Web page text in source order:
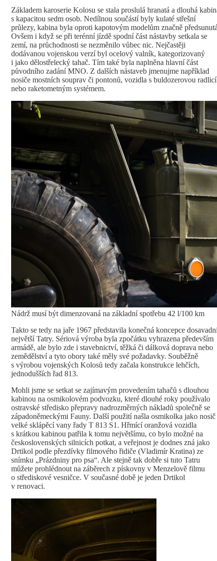
Základem karoserie Kolosu se stala proslulá hranatá a dlouhá
s kapacitou sedm osob. Nedílnou součástí byly kulaté střešní
průlezy, kabina byla oproti kapotovým modelům značně
Ovšem i když se při terénní jízdě spodní část nástavby setkala se
zemí, na průchodnosti se nezměnilo vůbec nic. Nejčastěji
dodávanou vojenskou verzí byl ocelový valník, kategorizovaný
i jako dělostřelecký tahač. Tím také byla naplněna hlavní část
původního zadání MNO. Z dalších nástaveb jmenujme například
nosiče mostních souprav či pontonů, vozidla s buldozerovou radlicí
nebo raketometným systémem.
Nádrž musí být dimenzovaná na základní spotřebu 42 l/100 km
Takto se tedy na jaře 1967 představila konečná koncepce
největší Tatry. Sériová výroba byla zpočátku vyhrazena především
armádě, ale bylo zde i stavebnictví, těžká či dálková doprava nebo
zemědělství a tyto obory také měly své požadavky. Souběžně
s výrobou vojenských Kolosů tedy začala konstrukce lehčích,
jednodušších řad 813.
Mohli jsme se setkat se zajímavým provedením tahačů s dlouhou
kabinou na osmikolovém podvozku, které dlouhé roky používalo
ostravské středisko přepravy nadrozměrných nákladů společně se
západoněmeckými Fauny. Další použití našla osmikolka jako nosič
velké sklápěcí vany řady T 813 S1. Hřmící oranžová vozidla
s krátkou kabinou patřila k tomu největšímu, co bylo možné na
československých silnicích potkat, a veřejnost je dodnes zná jako
Drtikol podle přezdívky filmového řidiče (Vladimír Kratina) ze
snímku „Prázdniny pro psa“. Ale stejně tak dobře si tuto Tatru
můžete prohlédnout na záběrech z pískovny v Menzelově filmu
o střediskové vesničce. V současné době je jeden Drtikol
v renovaci.